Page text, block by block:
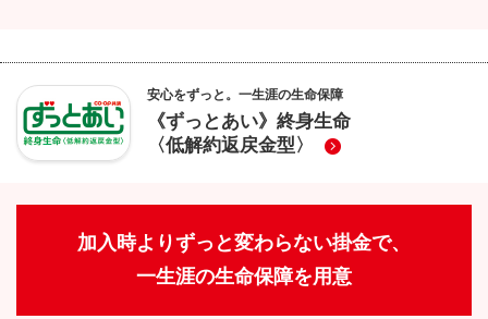
安心をずっと。一生涯の生命保障
《ずっとあい》終身生命
〈低解約返戻金型〉
加入時よりずっと変わらない掛金で、
一生涯の生命保障を用意